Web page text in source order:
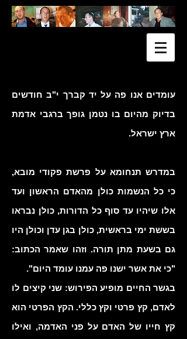
עומדים אנו פה על יד קברך י"ב חודשים
בדיוק מהיום בו נטמן גופך ברגבי אדמת
ארץ ישראל.
במדרש תנחומא על פרשת פקודי מובא,
כי כל הנשמות כולן מהאדם הראשון ועד
אלו שיהיו עד סוף כל הדורות, כולן נבראו
בששת ימי בראשית, כולן בגן עדן וכולן היו
גם בשעת מתן תורה. וזהו שאמר הכתוב:
"כי את אשר ישנו פה עמנו עומד היום".
בגשר החיים מופיע הפירוש: שני קיצים לו
לאדם, קץ פרטי וקץ כללי. הקץ הפרטי הוא
קץ חייו של האדם על פני האדמה, ואילו